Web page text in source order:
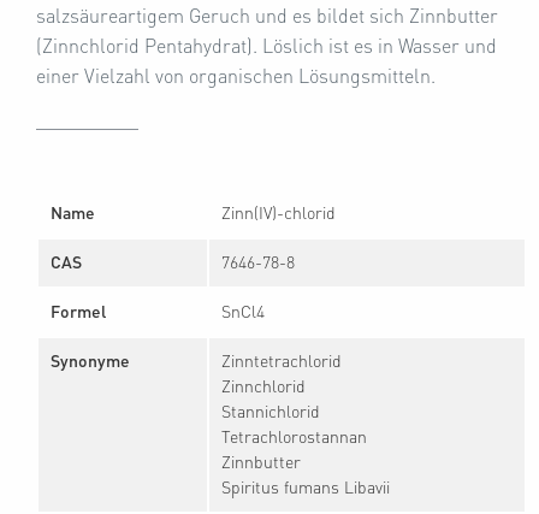
salzsäureartigem Geruch und es bildet sich Zinnbutter
(Zinnchlorid Pentahydrat). Löslich ist es in Wasser und
einer Vielzahl von organischen Lösungsmitteln.
Name Zinn(IV)-chlorid
CAS 7646-78-8
Formel SnCl4
Synonyme
Zinntetrachlorid
Zinnchlorid
Stannichlorid
Tetrachlorostannan
Zinnbutter
Spiritus fumans Libavii